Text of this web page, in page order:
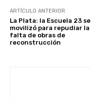
ARTÍCULO ANTERIOR
La Plata: la Escuela 23 se
movilizó para repudiar la
falta de obras de
reconstrucción